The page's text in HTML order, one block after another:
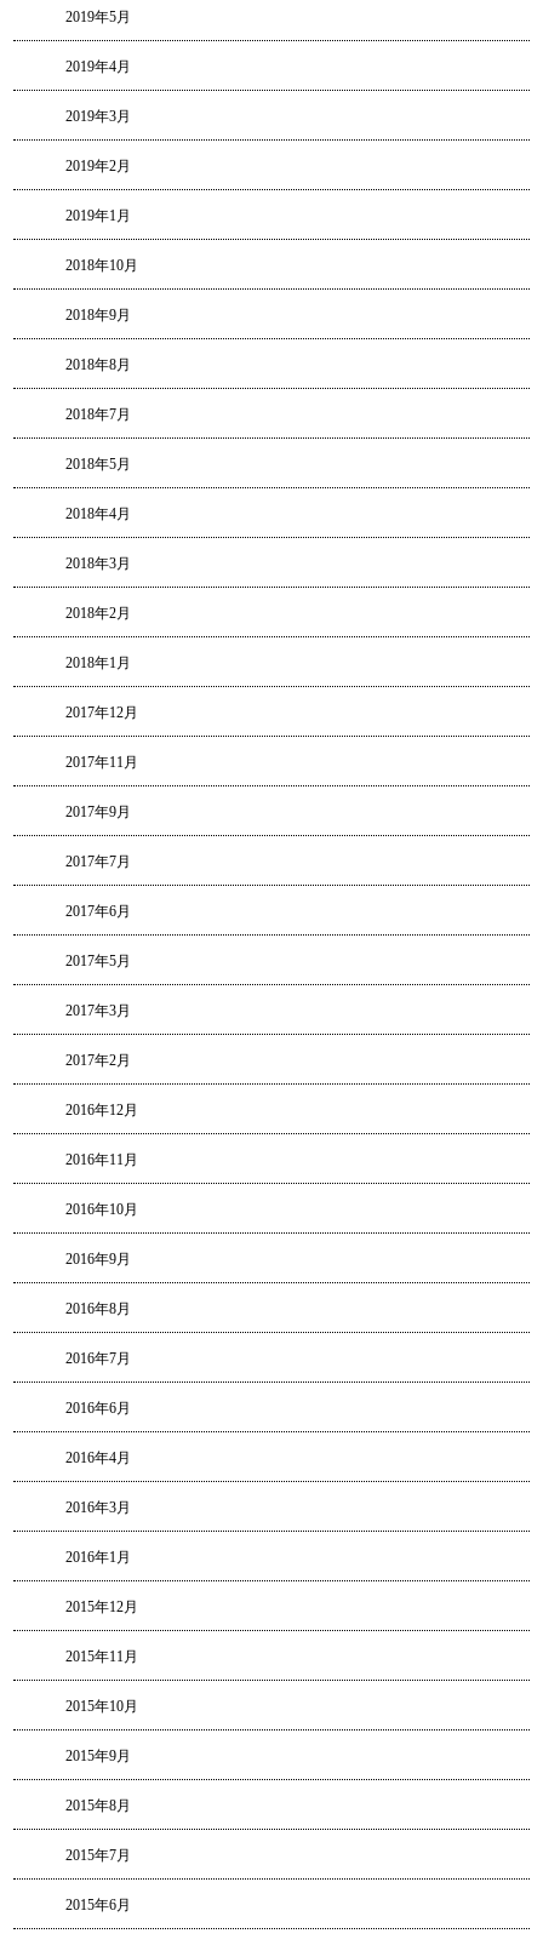
2019年5月
2019年4月
2019年3月
2019年2月
2019年1月
2018年10月
2018年9月
2018年8月
2018年7月
2018年5月
2018年4月
2018年3月
2018年2月
2018年1月
2017年12月
2017年11月
2017年9月
2017年7月
2017年6月
2017年5月
2017年3月
2017年2月
2016年12月
2016年11月
2016年10月
2016年9月
2016年8月
2016年7月
2016年6月
2016年4月
2016年3月
2016年1月
2015年12月
2015年11月
2015年10月
2015年9月
2015年8月
2015年7月
2015年6月